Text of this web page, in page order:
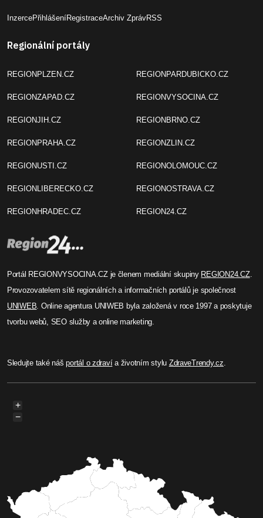
InzercePřihlášeníRegistraceArchiv ZprávRSS
Regionální portály
REGIONPLZEN.CZ
REGIONZAPAD.CZ
REGIONJIH.CZ
REGIONPRAHA.CZ
REGIONUSTI.CZ
REGIONLIBERECKO.CZ
REGIONHRADEC.CZ
REGIONPARDUBICKO.CZ
REGIONVYSOCINA.CZ
REGIONBRNO.CZ
REGIONZLIN.CZ
REGIONOLOMOUC.CZ
REGIONOSTRAVA.CZ
REGION24.CZ
Portál REGIONVYSOCINA.CZ je členem mediální skupiny REGION24.CZ.
Provozovatelem sítě regionálních a informačních portálů je společnost
UNIWEB. Online agentura UNIWEB byla založená v roce 1997 a poskytuje
tvorbu webů, SEO služby a online marketing.
Sledujte také nášportál o zdravía životním stylu ZdraveTrendy.cz.
+
−